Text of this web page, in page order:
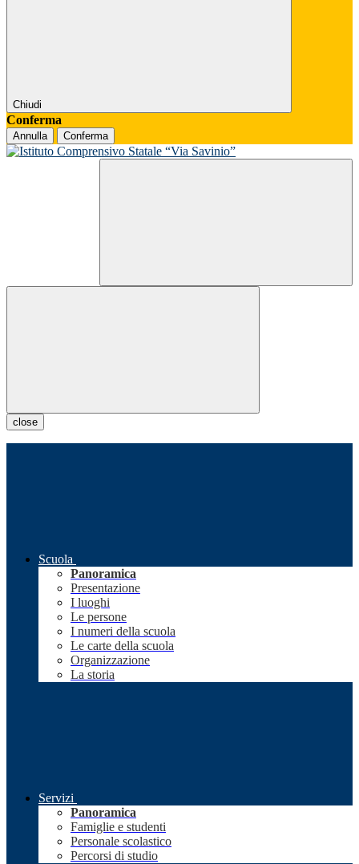
Chiudi
Conferma
Annulla Conferma
close
Scuola
Panoramica
Presentazione
I luoghi
Le persone
I numeri della scuola
Le carte della scuola
Organizzazione
La storia
Servizi
Panoramica
Famiglie e studenti
Personale scolastico
Percorsi di studio